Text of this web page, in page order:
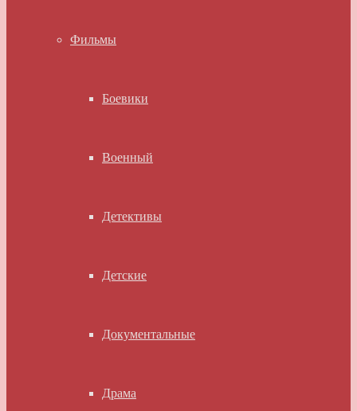
Фильмы
Боевики
Военный
Детективы
Детские
Документальные
Драма